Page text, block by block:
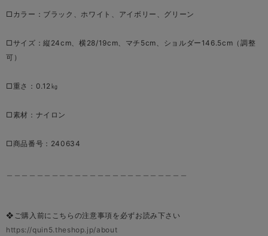
□カラー：ブラック、ホワイト、アイボリー、グリーン
□サイズ：縦24cm、横28/19cm、マチ5cm、ショルダー146.5cm（調整
可）
□重さ：0.12㎏
□素材：ナイロン
□商品番号：240634
❖ご購入前にこちらの注意事項を必ずお読み下さい
https://quin5.theshop.jp/about